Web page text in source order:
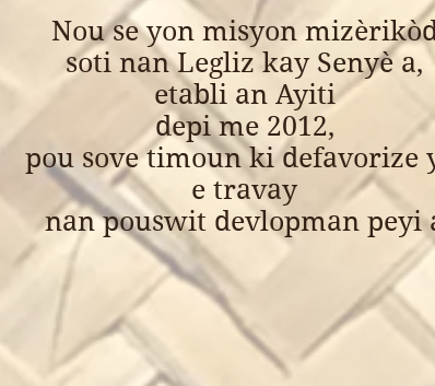
Nou se yon misyon
soti nan Legliz kay Senyè a,
etabli an Ayiti
depi me 2012,
pou sove timoun ki defavorize
e travay
nan pouswit devlopman peyi